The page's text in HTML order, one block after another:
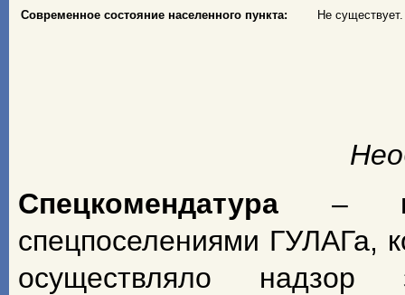
Современное состояние населенного пункта: Не существует.
Спецкомендатура –
спецпоселениями ГУЛАГа,
осуществляло надзор